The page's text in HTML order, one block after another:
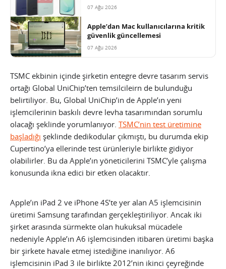
07 Ağu 2026
Apple’dan Mac kullanıcılarına kritik
güvenlik güncellemesi
07 Ağu 2026
TSMC ekbinin içinde şirketin entegre devre tasarım servis
ortağı Global UniChip’ten temsilcileirn de bulunduğu
belirtiliyor. Bu, Global UniChip’in de Apple’ın yeni
işlemcilerinin baskılı devre levha tasarımından sorumlu
olacağı şeklinde yorumlanıyor. TSMC’nin test üretimine
başladığı şeklinde dedikodular çıkmıştı, bu durumda ekip
Cupertino’ya ellerinde test ürünleriyle birlikte gidiyor
olabilirler. Bu da Apple’ın yöneticilerini TSMC’yle çalışma
konusunda ikna edici bir etken olacaktır.
Apple’ın iPad 2 ve iPhone 4S’te yer alan A5 işlemcisinin
üretimi Samsung tarafından gerçekleştiriliyor. Ancak iki
şirket arasında sürmekte olan hukuksal mücadele
nedeniyle Apple’ın A6 işlemcisinden itibaren üretimi başka
bir şirkete havale etmej istediğine inanılıyor. A6
işlemcisinin iPad 3 ile birlikte 2012’nin ikinci çeyreğinde